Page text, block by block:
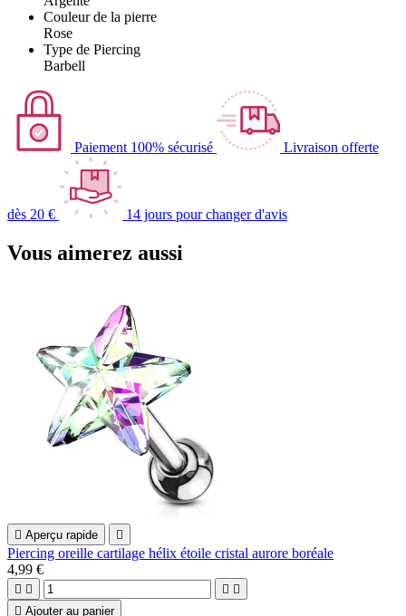
Couleur de la pierre
Rose
Type de Piercing
Barbell
Paiement 100% sécurisé Livraison offerte
dès 20 € 14 jours pour changer d'avis
Vous aimerez aussi
 Aperçu rapide 
Piercing oreille cartilage hélix étoile cristal aurore boréale
4,99 €
   
 Ajouter au panier